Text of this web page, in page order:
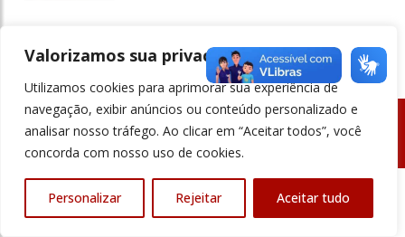
Valorizamos sua privacidade
Utilizamos cookies para aprimorar sua experiência de
navegação, exibir anúncios ou conteúdo personalizado e
analisar nosso tráfego. Ao clicar em “Aceitar todos”, você
concorda com nosso uso de cookies.
Personalizar Rejeitar Aceitar tudo
© Revista Ensino Superior - Todos os direitos reservados